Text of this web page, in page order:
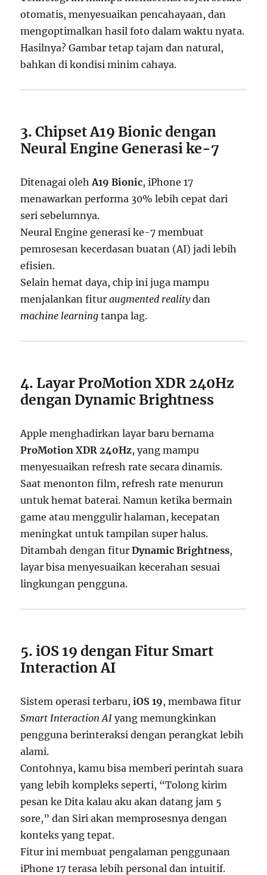
otomatis, menyesuaikan pencahayaan, dan
mengoptimalkan hasil foto dalam waktu nyata.
Hasilnya? Gambar tetap tajam dan natural,
bahkan di kondisi minim cahaya.
3. Chipset A19 Bionic dengan
Neural Engine Generasi ke-7
Ditenagai olehA19 Bionic, iPhone 17
menawarkan performa 30% lebih cepat dari
seri sebelumnya.
Neural Engine generasi ke-7 membuat
pemrosesan kecerdasan buatan (AI) jadi lebih
efisien.
Selain hemat daya, chip ini juga mampu
menjalankan fituraugmented realitydan
machine learning tanpa lag.
4. Layar ProMotion XDR 240Hz
dengan Dynamic Brightness
Apple menghadirkan layar baru bernama
ProMotion XDR 240Hz, yang mampu
menyesuaikan refresh rate secara dinamis.
Saat menonton film, refresh rate menurun
untuk hemat baterai. Namun ketika bermain
game atau menggulir halaman, kecepatan
meningkat untuk tampilan super halus.
Ditambah dengan fiturDynamic Brightness,
layar bisa menyesuaikan kecerahan sesuai
lingkungan pengguna.
5. iOS 19 dengan Fitur Smart
Interaction AI
Sistem operasi terbaru,iOS 19, membawa fitur
Smart Interaction AI yang memungkinkan
pengguna berinteraksi dengan perangkat lebih
alami.
Contohnya, kamu bisa memberi perintah suara
yang lebih kompleks seperti, “Tolong kirim
pesan ke Dita kalau aku akan datang jam 5
sore,” dan Siri akan memprosesnya dengan
konteks yang tepat.
Fitur ini membuat pengalaman penggunaan
iPhone 17 terasa lebih personal dan intuitif.